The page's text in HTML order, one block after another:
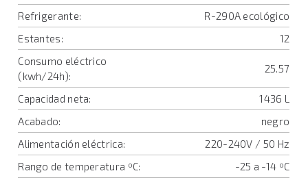
Refrigerante:
R-290A ecológico
Estantes:
12
Consumo eléctrico
(kwh/24h):
25.57
Capacidad neta:
1436 L
Acabado:
negro
Alimentación eléctrica:
220-240V / 50 Hz
Rango de temperatura ºC:
-25 a -14 ºC